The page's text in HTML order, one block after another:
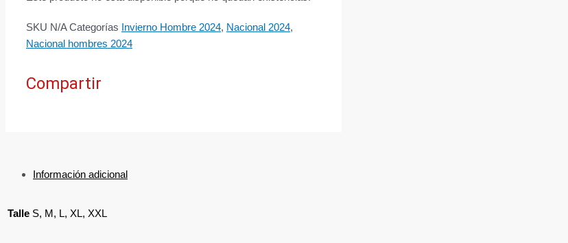
SKU N/ACategorías Invierno Hombre 2024, Nacional 2024,
Nacional hombres 2024
Compartir
Información adicional
Talle S, M, L, XL, XXL